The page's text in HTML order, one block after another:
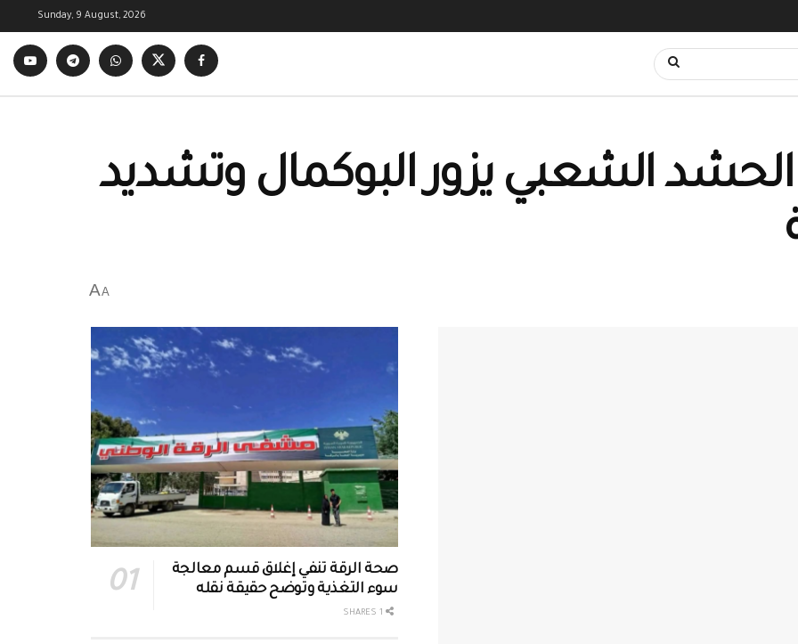
Sunday, 9 August, 2026
الشعبي يزور البوكمال وتشديد
A
A
صحة الرقة تنفي إغلاق قسم معالجة
سوء التغذية وتوضح حقيقة نقله